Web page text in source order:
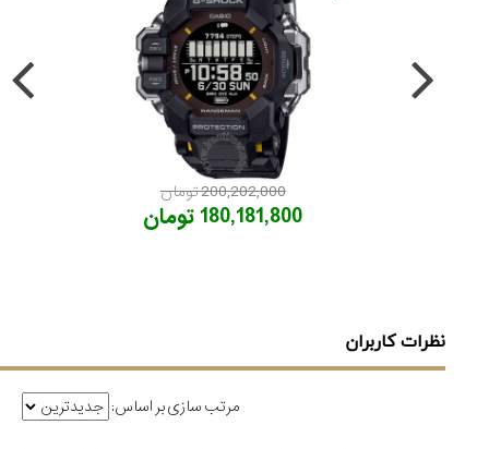
200,202,000 تومان
180,181,800 تومان
نظرات کاربران
مرتب سازی بر اساس: